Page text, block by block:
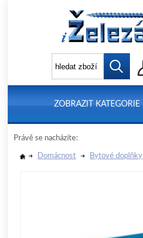
ZOBRAZIT KATEGORIE
Právě se nacházíte:
Domácnost Bytové doplňky